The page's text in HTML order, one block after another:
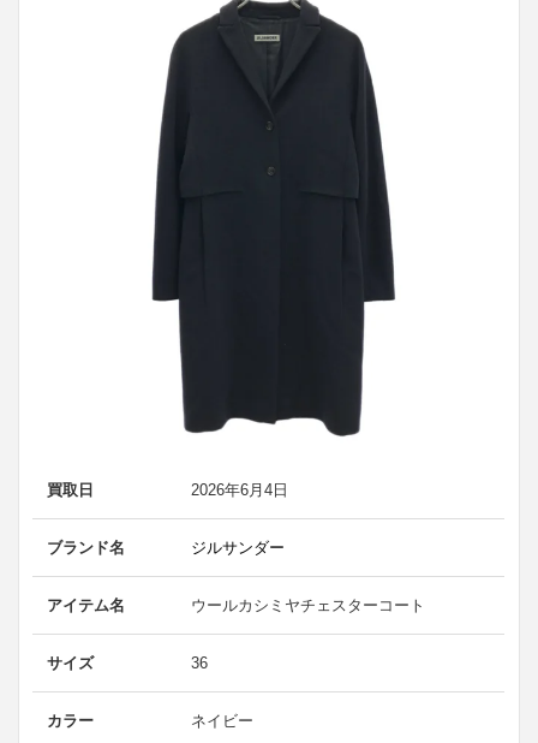
買取日 2026年6月4日
ブランド名 ジルサンダー
アイテム名 ウールカシミヤチェスターコート
サイズ 36
カラー ネイビー